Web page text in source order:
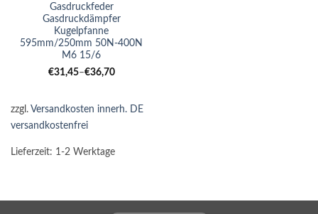
Gasdruckfeder
Gasdruckdämpfer
Kugelpfanne
595mm/250mm 50N-400N
M6 15/6
€31,45–€36,70
zzgl. Versandkosten innerh. DE
versandkostenfrei
Lieferzeit: 1-2 Werktage